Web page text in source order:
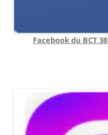
Facebook du BCT 38